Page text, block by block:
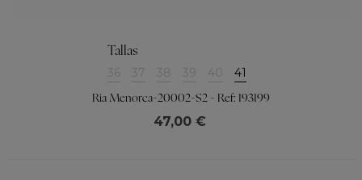
Tallas
36 37 38 39 40 41
Ria Menorca-20002-S2 - Ref: 193199
47,00 €